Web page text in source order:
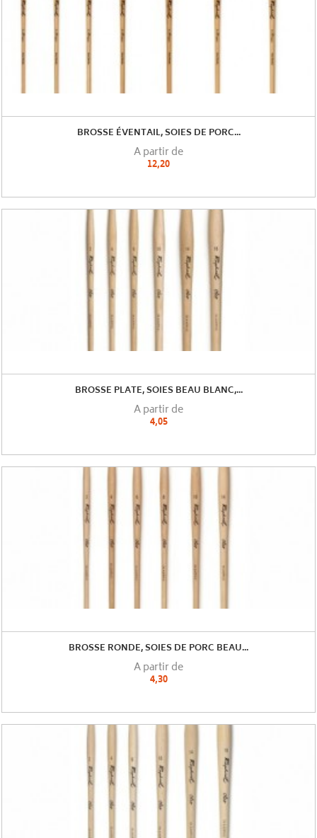
BROSSE ÉVENTAIL, SOIES DE PORC...
A partir de
12,20
BROSSE PLATE, SOIES BEAU BLANC,...
A partir de
4,05
BROSSE RONDE, SOIES DE PORC BEAU...
A partir de
4,30